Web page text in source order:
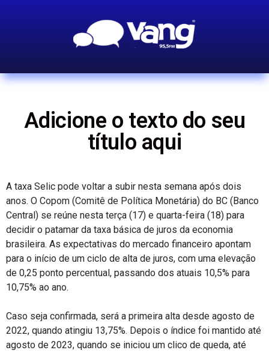
Adicione o texto do seu
título aqui
A taxa Selic pode voltar a subir nesta semana após dois
anos. O Copom (Comitê de Política Monetária) do BC (Banco
Central) se reúne nesta terça (17) e quarta-feira (18) para
decidir o patamar da taxa básica de juros da economia
brasileira. As expectativas do mercado financeiro apontam
para o início de um ciclo de alta de juros, com uma elevação
de 0,25 ponto percentual, passando dos atuais 10,5% para
10,75% ao ano.
Caso seja confirmada, será a primeira alta desde agosto de
2022, quando atingiu 13,75%. Depois o índice foi mantido até
agosto de 2023, quando se iniciou um clico de queda, até